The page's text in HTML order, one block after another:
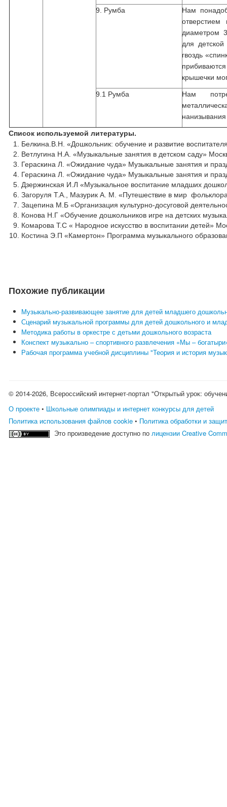
9. Румба
Нам
диаметром
для
гвоздь
крышечки
9.1 Румба
Нам
Список используемой литературы.
Белкина.В.Н. «Дошкольник: обучение и развитие
Ветлугина Н.А. «Музыкальные занятия в детском саду»
Гераскина Л. «Ожидание чуда» Музыкальные занятия и
Гераскина Л. «Ожидание чуда» Музыкальные занятия и
Дзержинская И.Л «Музыкальное воспитание младших
Загоруля Т.А., Мазурик А. М. «Путешествие в мир
Зацепина М.Б «Организация культурно-досуговой
Конова Н.Г «Обучение дошкольников игре на детских
Комарова Т.С « Народное искусство в воспитании детей»
Костина Э.П «Камертон» Программа музыкального
Похожие публикации
Музыкально-развивающее занятие для детей младшего
Сценарий музыкальной программы для детей дошкольного и
Методика работы в оркестре с детьми дошкольного возраста
Конспект музыкально – спортивного развлечения «Мы –
Рабочая программа учебной дисциплины "Теория и история
© 2014-2026, Всероссийский интернет-портал "Открытый урок:
О проекте • Школьные олимпиады и интернет конкурсы для детей
Политика использования файлов cookie • Политика обработки и
Это произведение доступно полицензии Creative